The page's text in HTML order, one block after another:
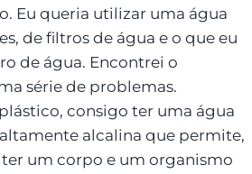
Eu queria utilizar uma água
de filtros de água e o que eu
de água. Encontrei o
série de problemas.
consigo ter uma água
alcalina que permite,
um corpo e um organismo